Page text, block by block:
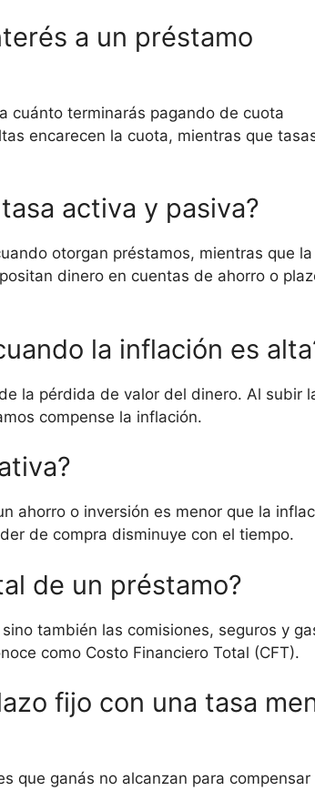
a un préstamo
cuánto terminarás pagando de cuota
encarecen la cuota, mientras que
activa y pasiva?
otorgan préstamos, mientras que
dinero en cuentas de ahorro o
la inflación es
la pérdida de valor del dinero. Al subir
compense la inflación.
ahorro o inversión es menor que la
de compra disminuye con el tiempo.
de un préstamo?
también las comisiones, seguros y
como Costo Financiero Total (CFT).
fijo con una tasa
que ganás no alcanzan para compensar